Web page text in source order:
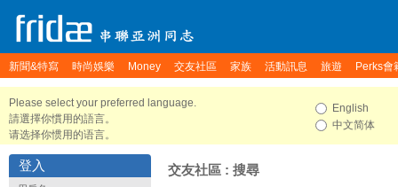
新聞&特寫 時尚娛樂 Money 交友社區 家族 活動訊息 旅遊 Perks會
Please select your preferred language.
請選擇你慣用的語言。
请选择你惯用的语言。
English
中文简体
登入 交友社區 : 搜尋